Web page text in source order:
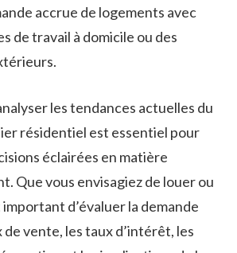
accrue de logements avec
de travail à domicile ou des
les tendances actuelles du
résidentiel est essentiel pour
éclairées en matière
Que vous envisagiez de louer ou
d’évaluer la ‌demande
vente, les taux d’intérêt, les